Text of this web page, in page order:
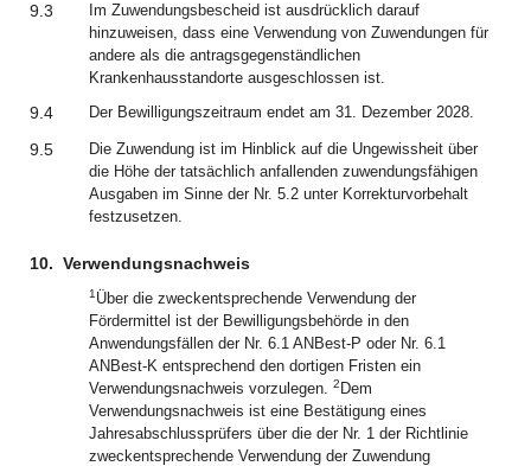
9.3
Im Zuwendungsbescheid ist ausdrücklich darauf
hinzuweisen, dass eine Verwendung von Zuwendungen für
andere als die antragsgegenständlichen
Krankenhausstandorte ausgeschlossen ist.
9.4 Der Bewilligungszeitraum endet am 31. Dezember 2028.
9.5
Die Zuwendung ist im Hinblick auf die Ungewissheit über
die Höhe der tatsächlich anfallenden zuwendungsfähigen
Ausgaben im Sinne der Nr. 5.2 unter Korrekturvorbehalt
festzusetzen.
10. Verwendungsnachweis
1Über die zweckentsprechende Verwendung der
Fördermittel ist der Bewilligungsbehörde in den
Anwendungsfällen der Nr. 6.1 ANBest-P oder Nr. 6.1
ANBest-K entsprechend den dortigen Fristen ein
Verwendungsnachweis vorzulegen. 2 Dem
Verwendungsnachweis ist eine Bestätigung eines
Jahresabschlussprüfers über die der Nr. 1 der Richtlinie
zweckentsprechende Verwendung der Zuwendung